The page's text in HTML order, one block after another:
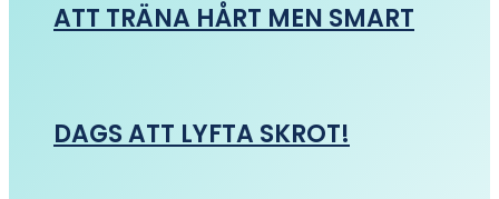
ATT TRÄNA HÅRT MEN SMART
DAGS ATT LYFTA SKROT!